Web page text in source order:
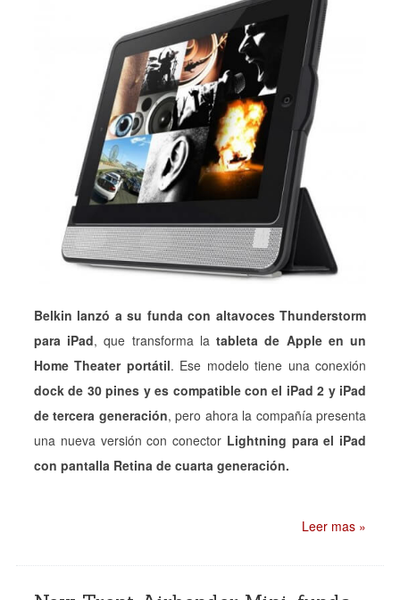
Belkin lanzó a su funda con altavoces Thunderstorm
para iPad, que transforma latableta de Apple en un
Home Theater portátil. Ese modelo tiene una conexión
dock de 30 pines y es compatible con el iPad 2 y iPad
de tercera generación, pero ahora la compañía presenta
una nueva versión con conector Lightning para el iPad
con pantalla Retina de cuarta generación.
Leer mas »